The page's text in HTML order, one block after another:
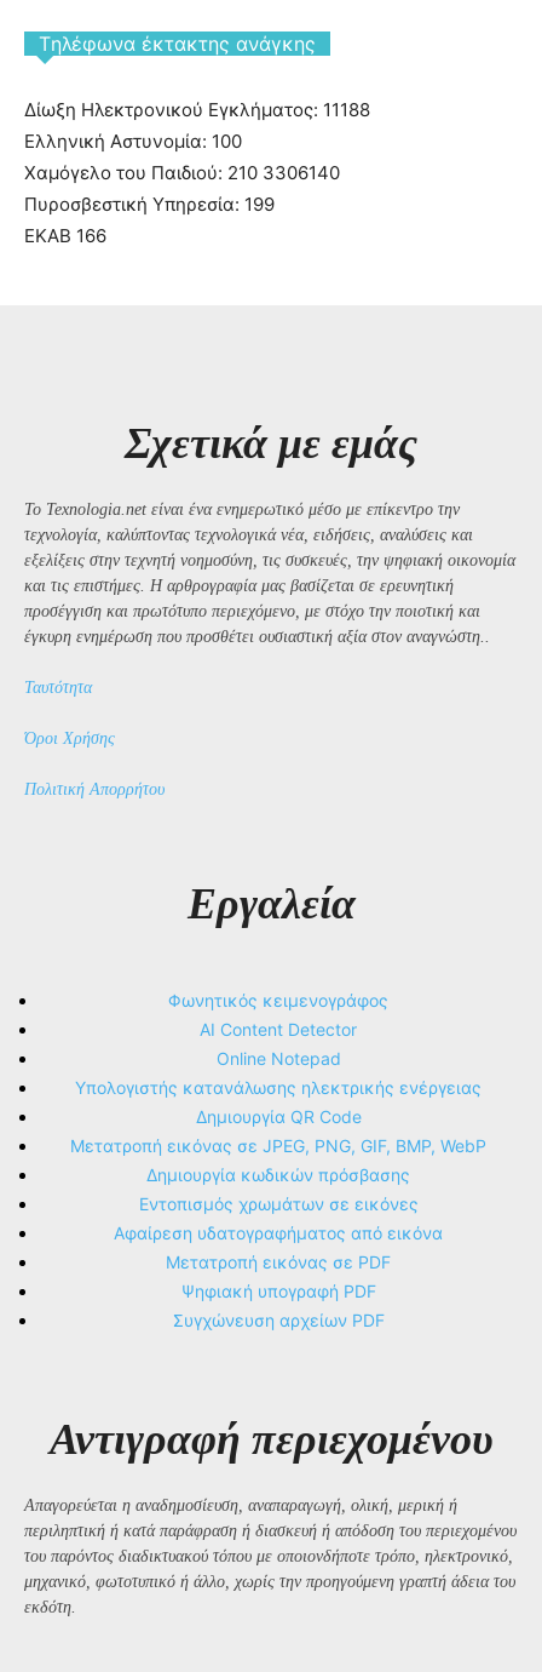
Tηλέφωνα έκτακτης ανάγκης
Δίωξη Ηλεκτρονικού Εγκλήματος: 11188
Ελληνική Αστυνομία: 100
Χαμόγελο του Παιδιού: 210 3306140
Πυροσβεστική Υπηρεσία: 199
ΕΚΑΒ 166
Σχετικά με εμάς
Το Texnologia.net είναι ένα ενημερωτικό μέσο με επίκεντρο την
τεχνολογία, καλύπτοντας τεχνολογικά νέα, ειδήσεις, αναλύσεις και
εξελίξεις στην τεχνητή νοημοσύνη, τις συσκευές, την ψηφιακή οικονομία
και τις επιστήμες. Η αρθρογραφία μας βασίζεται σε ερευνητική
προσέγγιση και πρωτότυπο περιεχόμενο, με στόχο την ποιοτική και
έγκυρη ενημέρωση που προσθέτει ουσιαστική αξία στον αναγνώστη..
Ταυτότητα
Όροι Χρήσης
Πολιτική Απορρήτου
Εργαλεία
Φωνητικός κειμενογράφος
AI Content Detector
Online Notepad
Υπολογιστής κατανάλωσης ηλεκτρικής ενέργειας
Δημιουργία QR Code
Μετατροπή εικόνας σε JPEG, PNG, GIF, BMP, WebP
Δημιουργία κωδικών πρόσβασης
Εντοπισμός χρωμάτων σε εικόνες
Αφαίρεση υδατογραφήματος από εικόνα
Μετατροπή εικόνας σε PDF
Ψηφιακή υπογραφή PDF
Συγχώνευση αρχείων PDF
Αντιγραφή περιεχομένου
Απαγορεύεται η αναδημοσίευση, αναπαραγωγή, ολική, μερική ή
περιληπτική ή κατά παράφραση ή διασκευή ή απόδοση του περιεχομένου
του παρόντος διαδικτυακού τόπου με οποιονδήποτε τρόπο, ηλεκτρονικό,
μηχανικό, φωτοτυπικό ή άλλο, χωρίς την προηγούμενη γραπτή άδεια του
εκδότη.